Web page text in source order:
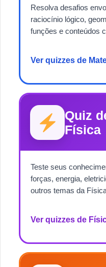
Resolva desafios
raciocínio lógico,
funções e conteúdos
Ver quizzes de
Quiz
Física
Teste seus
forças, energia,
outros temas da
Ver quizzes de